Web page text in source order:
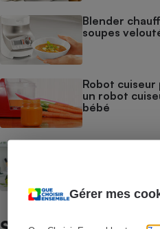
Gérer mes
Blender
soupes
Robot
un robot
bébé